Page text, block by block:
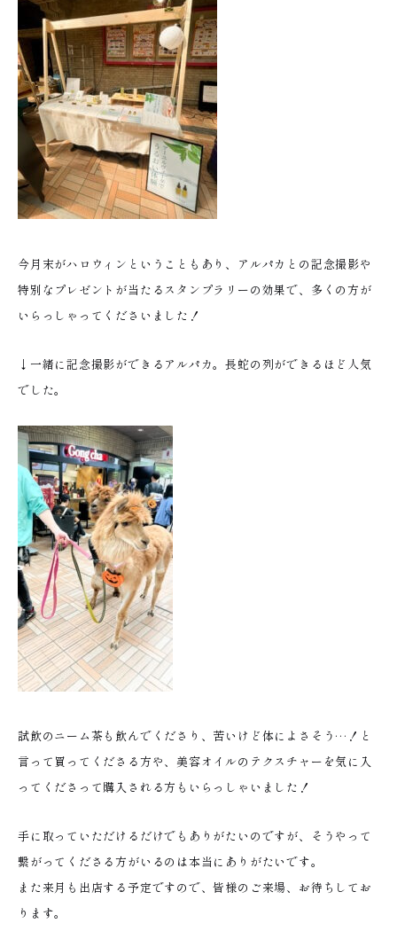
今月末がハロウィンということもあり、アルパカとの記念撮影や
特別なプレゼントが当たるスタンプラリーの効果で、多くの方が
いらっしゃってくださいました！
↓一緒に記念撮影ができるアルパカ。長蛇の列ができるほど人気
でした。
試飲のニーム茶も飲んでくださり、苦いけど体によさそう…！と
言って買ってくださる方や、美容オイルのテクスチャーを気に入
ってくださって購入される方もいらっしゃいました！
手に取っていただけるだけでもありがたいのですが、そうやって
繋がってくださる方がいるのは本当にありがたいです。
また来月も出店する予定ですので、皆様のご来場、お待ちしてお
ります。